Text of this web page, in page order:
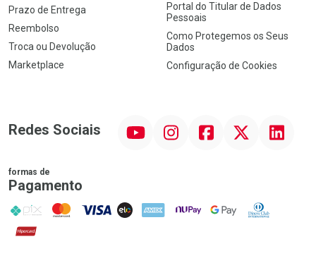
Prazo de Entrega
Reembolso
Troca ou Devolução
Marketplace
Portal do Titular de Dados
Pessoais
Como Protegemos os Seus
Dados
Configuração de Cookies
Redes Sociais InstagramFacebookTwitter Linkedin
formas de
Pagamento
PIX MasterCard
VISA ELO AMEX NuPay Google PayDiners Club
Hipercard